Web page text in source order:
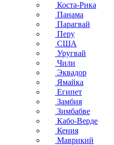
Коста-Рика
Панама
Парагвай
Перу
США
Уругвай
Чили
Эквадор
Ямайка
Египет
Замбия
Зимбабве
Кабо-Верде
Кения
Маврикий